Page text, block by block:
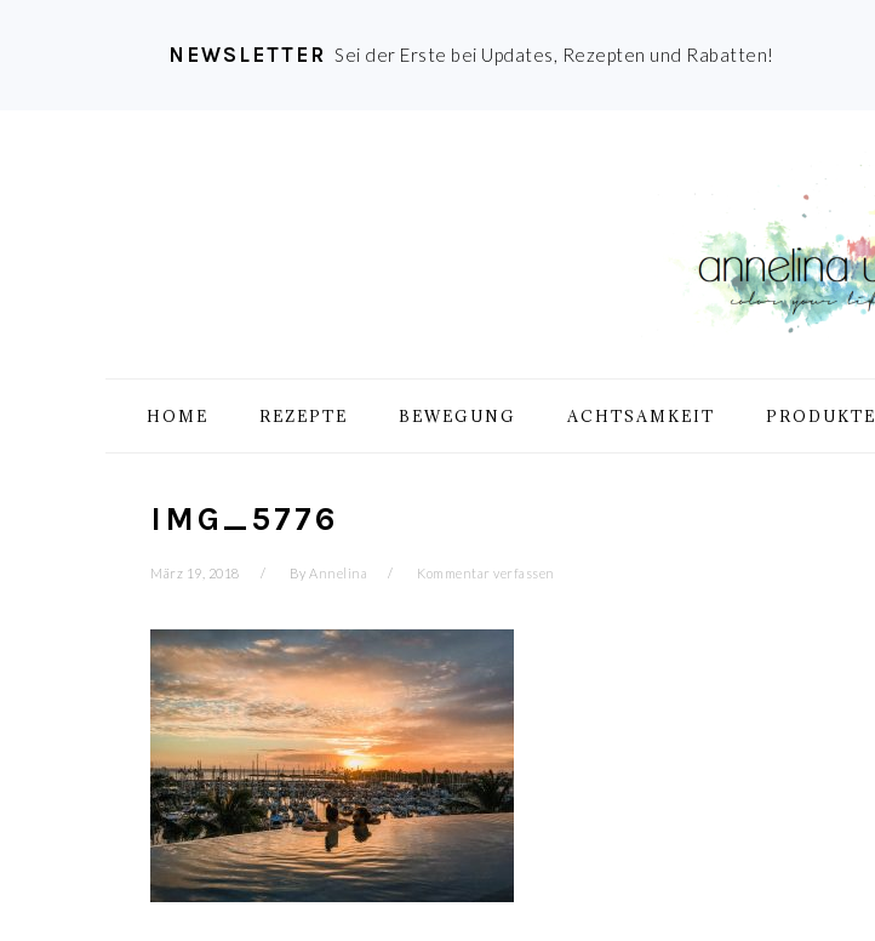
NEWSLETTER Sei der Erste bei Updates, Rezepten und Rabatten!
HOME REZEPTE BEWEGUNG ACHTSAMKEIT PRODUKTE
IMG_5776
März 19, 2018 By Annelina Kommentar verfassen